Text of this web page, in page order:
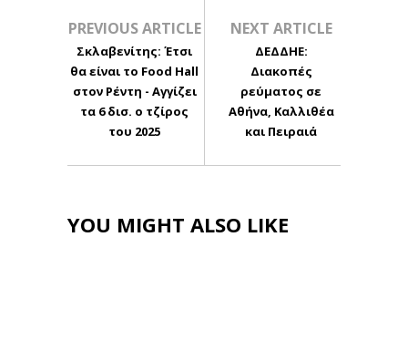
PREVIOUS ARTICLE
Σκλαβενίτης: Έτσι
θα είναι το Food Hall
στον Ρέντη - Αγγίζει
τα 6 δισ. ο τζίρος
του 2025
NEXT ARTICLE
ΔΕΔΔΗΕ:
Διακοπές
ρεύματος σε
Αθήνα, Καλλιθέα
και Πειραιά
YOU MIGHT ALSO LIKE